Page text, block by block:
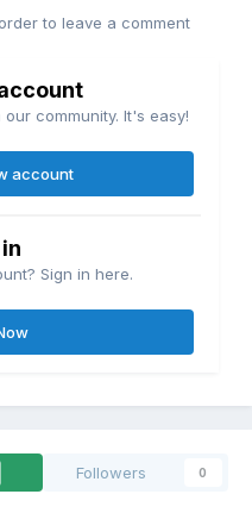
to leave a comment
community. It's easy!
account
Sign in here.
Followers 0